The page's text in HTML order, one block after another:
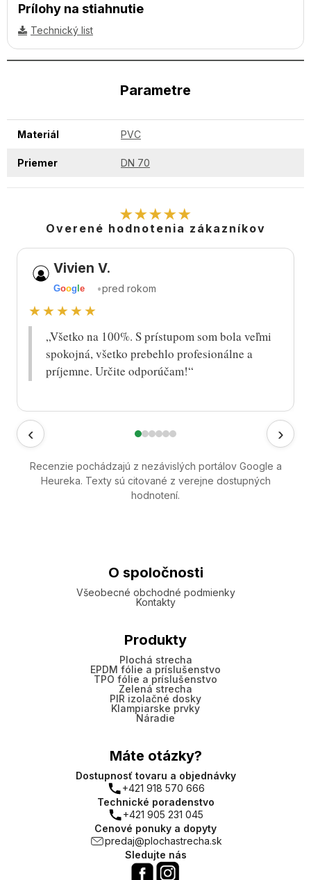
Prílohy na stiahnutie
Technický list
Parametre
Materiál PVC
Priemer DN 70
★★★★★
Overené hodnotenia zákazníkov
‹
Vivien V.
Goog le •pred rokom
★★★★★
„Všetko na 100%. S prístupom som bola veľmi
spokojná, všetko prebehlo profesionálne a
príjemne. Určite odporúčam!“
›
Recenzie pochádzajú z nezávislých portálov Google a
Heureka. Texty sú citované z verejne dostupných
hodnotení.
O spoločnosti
Všeobecné obchodné podmienky
Kontakty
Produkty
Plochá strecha
EPDM fólie a príslušenstvo
TPO fólie a príslušenstvo
Zelená strecha
PIR izolačné dosky
Klampiarske prvky
Náradie
Máte otázky?
Dostupnosť tovaru a objednávky
+421 918 570 666
Technické poradenstvo
+421 905 231 045
Cenové ponuky a dopyty
predaj@plochastrecha.sk
Sledujte nás